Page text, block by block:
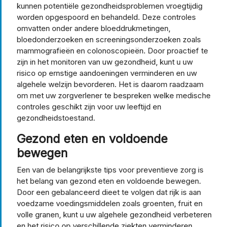
kunnen potentiële gezondheidsproblemen vroegtijdig
worden opgespoord en behandeld. Deze controles
omvatten onder andere bloeddrukmetingen,
bloedonderzoeken en screeningsonderzoeken zoals
mammografieën en colonoscopieën. Door proactief te
zijn in het monitoren van uw gezondheid, kunt u uw
risico op ernstige aandoeningen verminderen en uw
algehele welzijn bevorderen. Het is daarom raadzaam
om met uw zorgverlener te bespreken welke medische
controles geschikt zijn voor uw leeftijd en
gezondheidstoestand.
Gezond eten en voldoende
bewegen
Een van de belangrijkste tips voor preventieve zorg is
het belang van gezond eten en voldoende bewegen.
Door een gebalanceerd dieet te volgen dat rijk is aan
voedzame voedingsmiddelen zoals groenten, fruit en
volle granen, kunt u uw algehele gezondheid verbeteren